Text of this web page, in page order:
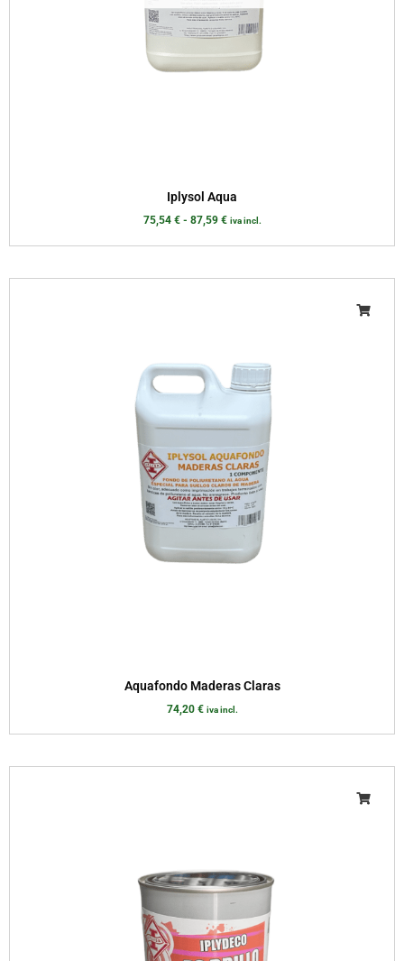
Iplysol Aqua
75,54 € - 87,59 € iva incl.
Aquafondo Maderas Claras
74,20 € iva incl.